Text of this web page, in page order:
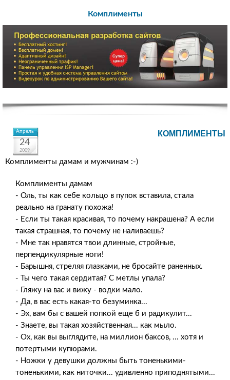
Комплименты
Апрель
24
2009
КОМПЛИМЕНТЫ
Комплименты дамам и мужчинам :-)
Комплименты дамам
- Оль, ты как себе кольцо в пупок вставила, стала
реально на гранату похожа!
- Если ты такая красивая, то почему накрашена? А если
такая страшная, то почему не наливаешь?
- Мне так нравятся твои длинные, стройные,
перпендикулярные ноги!
- Барышня, стреляя глазками, не бросайте раненных.
- Ты чего такая сердитая? С метлы упала?
- Гляжу на вас и вижу - водки мало.
- Да, в вас есть какая-то безyминка...
- Эх, вам бы с вашей попкой еще б и радикулит...
- Знаете, вы такая хозяйственная... как мыло.
- Ох, как вы выглядите, на миллион баксов, ... хотя и
потертыми купюрами.
- Ножки у девушки должны быть тоненькими-
тоненькими, как ниточки... удивленно приподнятыми...